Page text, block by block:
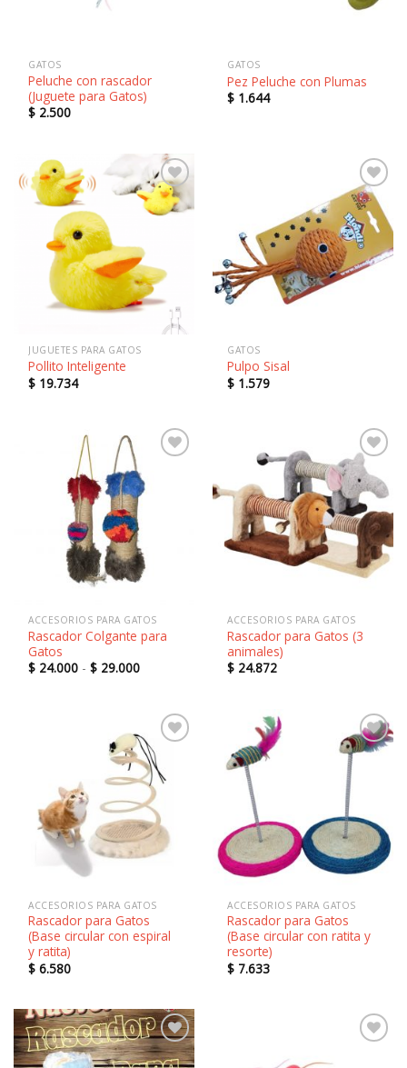
GATOS
Peluche con rascador
(Juguete para Gatos)
$ 2.500
GATOS
Pez Peluche con Plumas
$ 1.644
deseos
JUGUETES PARA GATOS
Pollito Inteligente
$ 19.734
Añadir
a la
lista de
deseos
GATOS
Pulpo Sisal
$ 1.579
ACCESORIOS PARA GATOS
Rascador Colgante para
Gatos
$ 24.000 - $ 29.000Rango
$ 24.000
hasta
$ 29.000
Añadir
a la
lista de
deseos
ACCESORIOS PARA GATOS
Rascador para Gatos (3
animales)
$ 24.872
Añadir
lista de
deseos
ACCESORIOS PARA GATOS
Rascador para Gatos
(Base circular con espiral
y ratita)
$ 6.580
Añadir
lista de
deseos
ACCESORIOS PARA GATOS
Rascador para Gatos
(Base circular con ratita y
resorte)
$ 7.633